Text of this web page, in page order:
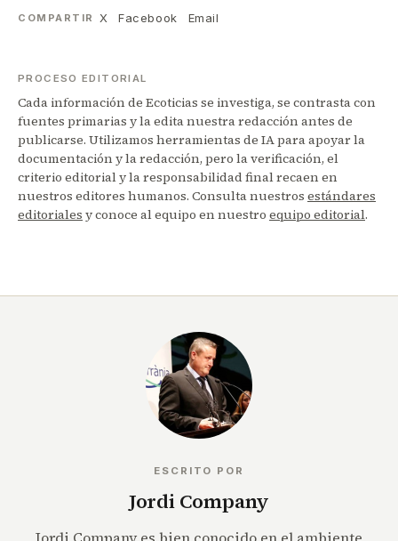
COMPARTIR X Facebook Email
PROCESO EDITORIAL
Cada información de Ecoticias se investiga, se contrasta con
fuentes primarias y la edita nuestra redacción antes de
publicarse. Utilizamos herramientas de IA para apoyar la
documentación y la redacción, pero la verificación, el
criterio editorial y la responsabilidad final recaen en
nuestros editores humanos. Consulta nuestros estándares
editoriales y conoce al equipo en nuestro equipo editorial.
ESCRITO POR
Jordi Company